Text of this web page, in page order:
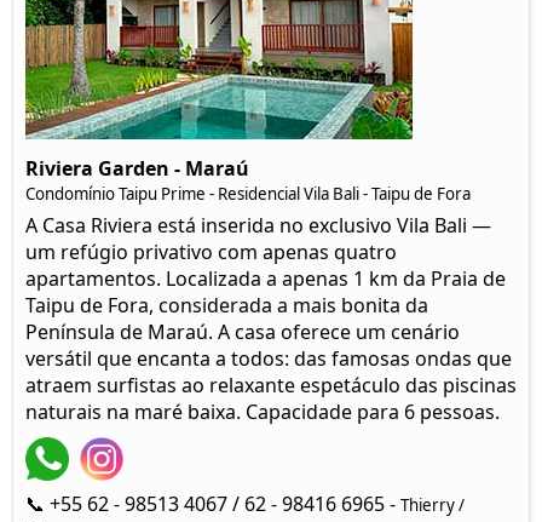
Riviera Garden - Maraú
Condomínio Taipu Prime - Residencial Vila Bali - Taipu de Fora
A Casa Riviera está inserida no exclusivo Vila Bali —
um refúgio privativo com apenas quatro
apartamentos. Localizada a apenas 1 km da Praia de
Taipu de Fora, considerada a mais bonita da
Península de Maraú. A casa oferece um cenário
versátil que encanta a todos: das famosas ondas que
atraem surfistas ao relaxante espetáculo das piscinas
naturais na maré baixa. Capacidade para 6 pessoas.
📞 +55 62 - 98513 4067 / 62 - 98416 6965 - Thierry /